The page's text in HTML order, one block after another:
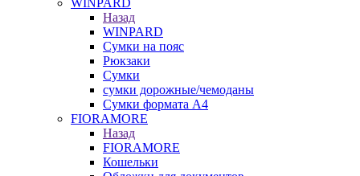
WINPARD
Назад
WINPARD
Сумки на пояс
Рюкзаки
Сумки
сумки дорожные/чемоданы
Сумки формата А4
FIORAMORE
Назад
FIORAMORE
Кошельки